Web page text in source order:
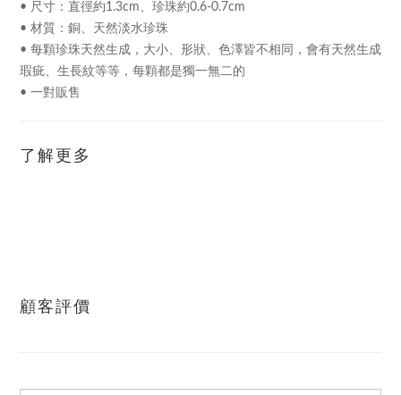
• 尺寸：直徑約1.3cm、珍珠約0.6-0.7cm
• 材質：銅、天然淡水珍珠
• 每顆珍珠天然生成，大小、形狀、色澤皆不相同，會有天然生成
瑕疵、生長紋等等，每顆都是獨一無二的
• 一對販售
了解更多
顧客評價